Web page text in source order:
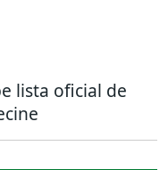
lista oficial de